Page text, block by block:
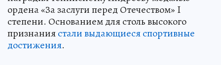
ордена «За заслуги перед Отечеством» I
степени. Основанием для столь высокого
признаниястали выдающиеся спортивные
достижения.